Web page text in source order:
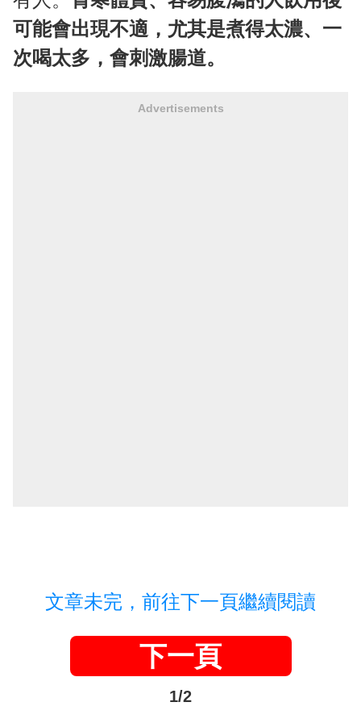
可能會出現不適，尤其是煮得太濃、一
次喝太多，會刺激腸道。
Advertisements
文章未完，前往下一頁繼續閱讀
下一頁
1/2